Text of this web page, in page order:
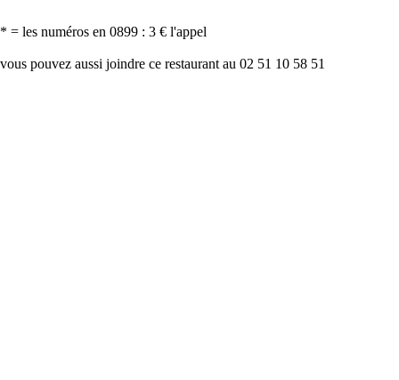
* = les numéros en 0899 : 3 € l'appel
vous pouvez aussi joindre ce restaurant au 02 51 10 58 51